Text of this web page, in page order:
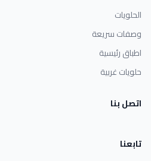
الحلويات
وصفات سريعة
اطباق رئيسية
حلويات غربية
اتصل بنا
تابعنا